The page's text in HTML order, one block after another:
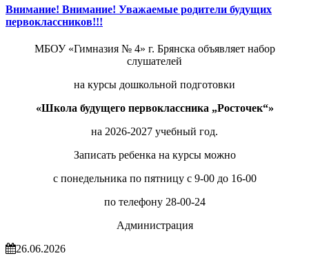
Внимание! Внимание! Уважаемые родители будущих
первоклассников!!!
МБОУ «Гимназия № 4» г. Брянска объявляет набор
слушателей
на курсы дошкольной подготовки
«Школа будущего первоклассника „Росточек“»
на 2026-2027 учебный год.
Записать ребенка на курсы можно
с понедельника по пятницу с 9-00 до 16-00
по телефону 28-00-24
Администрация
26.06.2026